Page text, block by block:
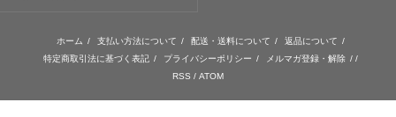
ホーム / 支払い方法について / 配送・送料について / 返品について /
特定商取引法に基づく表記 / プライバシーポリシー / メルマガ登録・解除 / /
RSS / ATOM